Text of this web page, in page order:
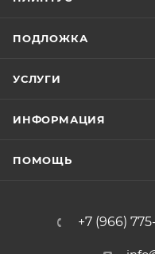
ПОДЛОЖКА
УСЛУГИ
ИНФОРМАЦИЯ
ПОМОЩЬ
+7 (966)